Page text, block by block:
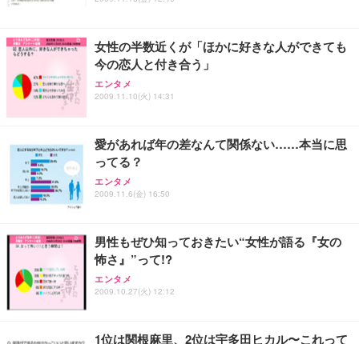
レスト 3Dヘッドレスト ハンガー付き 高反発クッシ
ョン PCチェア 通気性メッシュ ゲーミング/勉強/事
務用 おしゃれ パソコンチェア (ホワイト)
￥7,680
ANDWINT オフィスチェア デスクチェア 肘なし メ
ト 幅52×奥行58.5×高さ84～96cm テレワーク 在宅
勤務 ブラック
￥4,139
応 ComfortView ビジネス向け
￥15,800
【MiniLED/24.5inch/280Hz/FHD】GRAPHT THE S
像低減 (3年保証 | 輝点保証 | 日本メーカー)
￥34,980
￥3,670
アイリスオーヤマ ペットシーツ 超厚型 お徳用 レギ
￥3,731
女性の半数近くが「ほかに好きな人ができても
今の恋人と付き合う」
エンタメ
2009.11.10(火) 14:31
愛があれば年の差なんて関係ない……本当に思
ってる？
エンタメ
2009.11.6(金) 16:50
男性もぜひ知っておきたい“女性が語る『女の
怖さ』”って!?
エンタメ
2009.10.27(火) 12:12
1位は関根麻里、2位は宇多田ヒカル〜これって